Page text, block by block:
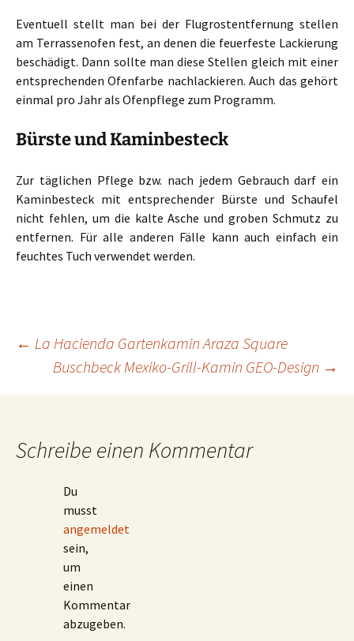
Eventuell stellt man bei der Flugrostentfernung stellen
am Terrassenofen fest, an denen die feuerfeste Lackierung
beschädigt. Dann sollte man diese Stellen gleich mit einer
entsprechenden Ofenfarbe nachlackieren. Auch das gehört
einmal pro Jahr als Ofenpflege zum Programm.
Bürste und Kaminbesteck
Zur täglichen Pflege bzw. nach jedem Gebrauch darf ein
Kaminbesteck mit entsprechender Bürste und Schaufel
nicht fehlen, um die kalte Asche und groben Schmutz zu
entfernen. Für alle anderen Fälle kann auch einfach ein
feuchtes Tuch verwendet werden.
Beitragsnavigation
← La Hacienda Gartenkamin Araza Square
Buschbeck Mexiko-Grill-Kamin GEO-Design →
Schreibe einen Kommentar
Du
musst
angemeldet
sein,
um
einen
Kommentar
abzugeben.